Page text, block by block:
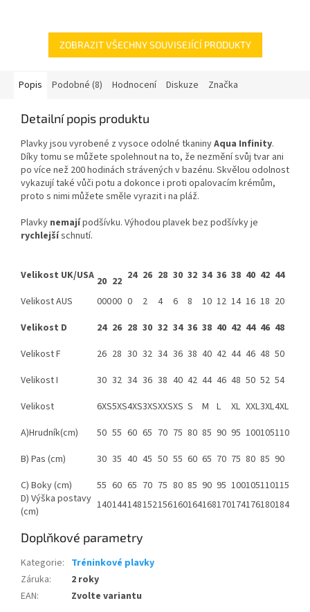
ZOBRAZIT VŠECHNY SOUVISEJÍCÍ PRODUKTY
Popis Podobné (8) Hodnocení Diskuze Značka
Detailní popis produktu
Plavky jsou vyrobené z vysoce odolné tkaninyAqua Infinity.
Díky tomu se můžete spolehnout na to, že nezmění svůj tvar ani
po více než 200 hodinách strávených v bazénu. Skvělou odolnost
vykazují také vůči potu a dokonce i proti opalovacím krémům,
proto s nimi můžete směle vyrazit i na pláž.
Plavky nemajípodšívku. Výhodou plavek bez podšívky je
rychlejšíschnutí.
Velikost UK/USA 20 22 24 26 28 30 32 34 36 38 40 42 44
Velikost AUS
00000 0 2 4 6 8 10 12 14 16 18 20
Velikost D
24 26 28 30 32 34 36 38 40 42 44 46 48
Velikost F
26 28 30 32 34 36 38 40 42 44 46 48 50
Velikost I
30 32 34 36 38 40 42 44 46 48 50 52 54
Velikost
6XS5XS4XS3XSXXSXS S M L XL XXL3XL4XL
A)Hrudník(cm)
50 55 60 65 70 75 80 85 90 95 100105110
B) Pas (cm)
30 35 40 45 50 55 60 65 70 75 80 85 90
C) Boky (cm)
55 60 65 70 75 80 85 90 95 100105110115
D) Výška postavy
(cm)
140144148152156160164168170174176180184
Doplňkové parametry
Kategorie: Tréninkové plavky
Záruka:
2 roky
EAN: Zvolte variantu
Powered by chaterimo